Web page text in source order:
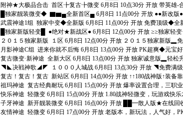
附神★大极品合击 首区╊复古╊微变 6月8日 10点30分 开放 带英雄-
█独家靓装微变◆ ▇▆▄全新首区▄ 6月8日 11点00分 开放 ●●新改版
武震神途1组 独家中变◆全新版 6月8日 11点00分 开放 免费顶级◆
█独家新版轻变█ ●绝对★新战区● 6月8日 12点00分 开放 ≥≥独家轻
２０１５独家新版 １区 6月8日 12点00分 开放 ２０１５独家新版
月影神途C组 进来你就不后悔 6月8日 13点00分 开放 PK超爽◆元
复古微变·新神途 全新大区 6月8日 13点00分 开放 独家诚意版▂轻
◥◣决戦神歌◢◤ １０００人城战 6月8日 13点30分 开放 ◥免费满
复古！复古！复古 新站区 6月8日 14点00分 开放 ↑↑180战神版↑装备
祖玛神途 复古经典耐玩 6月8日 15点00分 开放 爆率设置合理，三
快乐神途 轻微变 6月8日 15点00分 开放 1.80战神轻微变，玩游戏快
子牙神途 新开靓装微变 6月8日 16点00分 开放 ██━散人版★在线
友情神途 轻微变 6月8日 17点00分 开放 老版本，新玩法，人气好，